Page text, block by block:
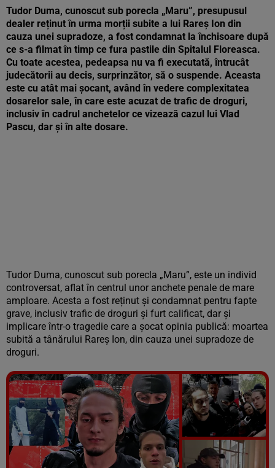
Tudor Duma, cunoscut sub porecla „Maru”, presupusul
dealer reținut în urma morții subite a lui Rareș Ion din
cauza unei supradoze, a fost condamnat la închisoare după
ce s-a filmat în timp ce fura pastile din Spitalul Floreasca.
Cu toate acestea, pedeapsa nu va fi executată, întrucât
judecătorii au decis, surprinzător, să o suspende. Aceasta
este cu atât mai șocant, având în vedere complexitatea
dosarelor sale, în care este acuzat de trafic de droguri,
inclusiv în cadrul anchetelor ce vizează cazul lui Vlad
Pascu, dar și în alte dosare.
Tudor Duma, cunoscut sub porecla „Maru”, este un individ
controversat, aflat în centrul unor anchete penale de mare
amploare. Acesta a fost reținut și condamnat pentru fapte
grave, inclusiv trafic de droguri și furt calificat, dar și
implicare într-o tragedie care a șocat opinia publică: moartea
subită a tânărului Rareș Ion, din cauza unei supradoze de
droguri.